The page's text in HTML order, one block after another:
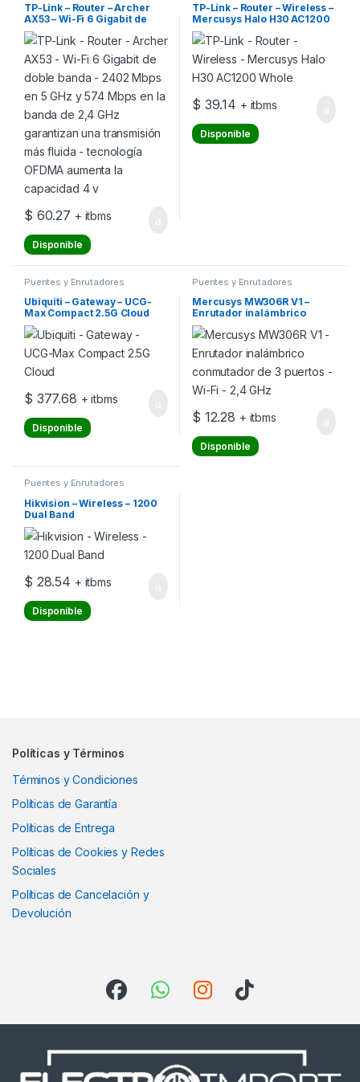
TP-Link – Router – Archer
AX53 – Wi-Fi 6 Gigabit de
doble banda – 2402 Mbps en
5 GHz y 574 Mbps en la
banda de 2,4 GHz
garantizan una transmisión
más fluida – tecnología
capacidad 4 v
$ 60.27 + itbms
Disponible
TP-Link – Router – Wireless –
Mercusys Halo H30 AC1200
Whole
$ 39.14 + itbms
Disponible
Puentes y Enrutadores
Ubiquiti – Gateway – UCG-
Max Compact 2.5G Cloud
$ 377.68 + itbms
Disponible
Puentes y Enrutadores
Mercusys MW306R V1 –
Enrutador inalámbrico
conmutador de 3 puertos –
Wi-Fi – 2,4 GHz
$ 12.28 + itbms
Disponible
Puentes y Enrutadores
Hikvision – Wireless – 1200
Dual Band
$ 28.54 + itbms
Disponible
Políticas y Términos
Términos y Condiciones
Políticas de Garantía
Políticas de Entrega
Políticas de Cookies y Redes
Sociales
Políticas de Cancelación y
Devolución